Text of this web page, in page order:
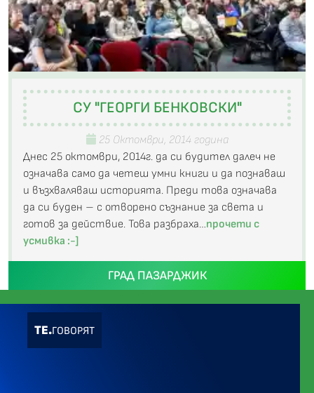
СУ "ГЕОРГИ БЕНКОВСКИ"
25 Октомври, 2014 година
Днес 25 октомври, 2014г. да си будител далеч не
означава само да четеш умни книги и да познаваш
и възхваляваш историята. Преди това означава
да си буден – с отворено съзнание за света и
готов за действие. Това разбраха…прочети с
усмивка :-]
ГРАД ПАЗАРДЖИК
ТЕ.ГОВОРЯТ